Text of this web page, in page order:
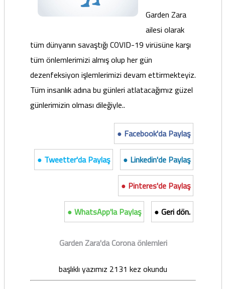
Garden Zara
ailesi olarak
tüm dünyanın savaştığı COVID-19 virüsüne karşı
tüm önlemlerimizi almış olup her gün
dezenfeksiyon işlemlerimizi devam ettirmekteyiz.
Tüm insanlık adına bu günleri atlatacağımız güzel
günlerimizin olması dileğiyle..
● Facebook'da Paylaş
● Tweetter'da Paylaş
● Linkedin'de Paylaş
● Pinteres'de Paylaş
● WhatsApp'la Paylaş
● Geri dön.
Garden Zara'da Corona önlemleri
başlıklı yazımız 2131 kez okundu